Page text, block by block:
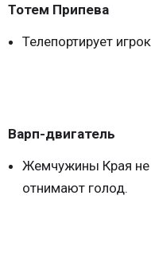
Тотем Припева
Телепортирует
Варп-двигатель
Жемчужины Края не
отнимают голод.